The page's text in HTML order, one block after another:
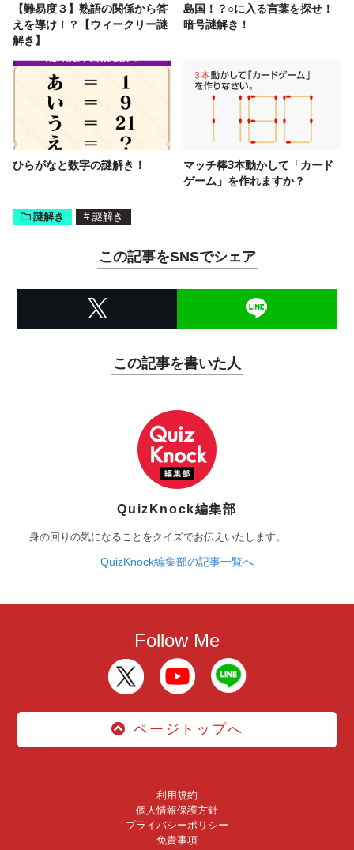
【難易度３】熟語の関係から答
えを導け！？【ウィークリー謎
解き】
島国！？○に入る言葉を探せ！
暗号謎解き！
ひらがなと数字の謎解き！
マッチ棒3本動かして「カード
ゲーム」を作れますか？
謎解き # 謎解き
この記事をSNSでシェア
この記事を書いた人
QuizKnock編集部
身の回りの気になることをクイズでお伝えいたします。
QuizKnock編集部の記事一覧へ
Follow Me
ページトップへ
利用規約
個人情報保護方針
プライバシーポリシー
免責事項